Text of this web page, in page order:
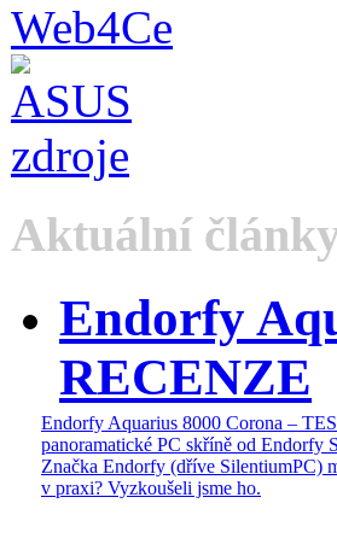
Aktuální
Endorfy
RECENZE
Endorfy Aquarius 8000 Corona –
panoramatické PC skříně od Endorfy
Značka Endorfy (dříve SilentiumPC)
v praxi? Vyzkoušeli jsme ho.